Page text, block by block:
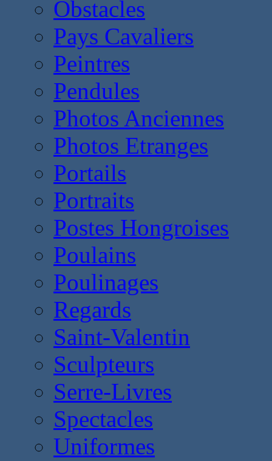
Obstacles
Pays Cavaliers
Peintres
Pendules
Photos Anciennes
Photos Etranges
Portails
Portraits
Postes Hongroises
Poulains
Poulinages
Regards
Saint-Valentin
Sculpteurs
Serre-Livres
Spectacles
Uniformes